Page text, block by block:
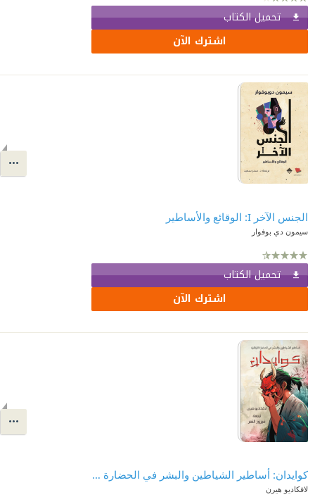
تحميل الكتاب
اشترك الآن
الجنس الآخر I: الوقائع والأساطير
سيمون دي بوفوار
تحميل الكتاب
اشترك الآن
كوايدان: أساطير الشياطين والبشر في الحضارة اليابانية
لافكاديو هيرن